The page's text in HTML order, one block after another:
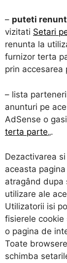
– puteti
vizitati Setari
renunta la
furnizor terta
prin accesarea
– lista
anunturi pe
AdSense o
terta parte„.
Dezactivarea
aceasta
atragând dupa
utilizare ale
Utilizatorii isi
fisierele
o pagina de
Toate
schimba